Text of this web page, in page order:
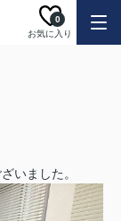
お気に入り
0
いました。